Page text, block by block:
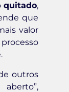
quitado,
que
valor
outros